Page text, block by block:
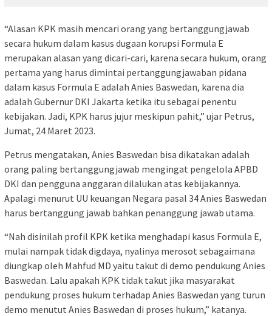
“Alasan KPK masih mencari orang yang bertanggungjawab
secara hukum dalam kasus dugaan korupsi Formula E
merupakan alasan yang dicari-cari, karena secara hukum, orang
pertama yang harus dimintai pertanggungjawaban pidana
dalam kasus Formula E adalah Anies Baswedan, karena dia
adalah Gubernur DKI Jakarta ketika itu sebagai penentu
kebijakan. Jadi, KPK harus jujur meskipun pahit,” ujar Petrus,
Jumat, 24 Maret 2023.
Petrus mengatakan, Anies Baswedan bisa dikatakan adalah
orang paling bertanggungjawab mengingat pengelola APBD
DKI dan pengguna anggaran dilalukan atas kebijakannya.
Apalagi menurut UU keuangan Negara pasal 34 Anies Baswedan
harus bertanggung jawab bahkan penanggung jawab utama.
“Nah disinilah profil KPK ketika menghadapi kasus Formula E,
mulai nampak tidak digdaya, nyalinya merosot sebagaimana
diungkap oleh Mahfud MD yaitu takut di demo pendukung Anies
Baswedan. Lalu apakah KPK tidak takut jika masyarakat
pendukung proses hukum terhadap Anies Baswedan yang turun
demo menutut Anies Baswedan di proses hukum,” katanya.